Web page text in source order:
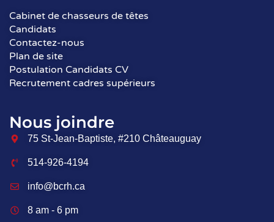
Cabinet de chasseurs de têtes
Candidats
Contactez-nous
Plan de site
Postulation Candidats CV
Recrutement cadres supérieurs
Nous joindre
75 St-Jean-Baptiste, #210 Châteauguay
514-926-4194
info@bcrh.ca
8 am - 6 pm